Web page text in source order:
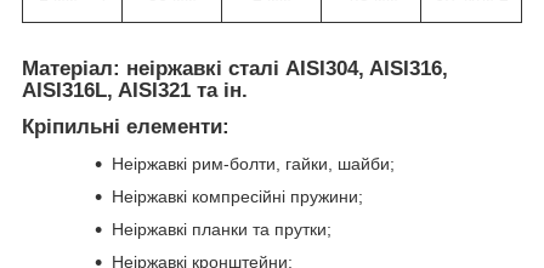
Матеріал: неіржавкі сталі AISI304, AISI316,
AISI316L, AISI321 та ін.
Кріпильні елементи:
Неіржавкі рим-болти, гайки, шайби;
Неіржавкі компресійні пружини;
Неіржавкі планки та прутки;
Неіржавкі кронштейни;